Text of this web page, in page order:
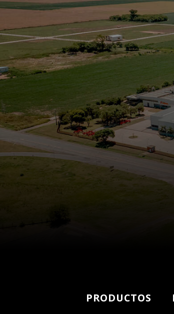
PRODUCTOS